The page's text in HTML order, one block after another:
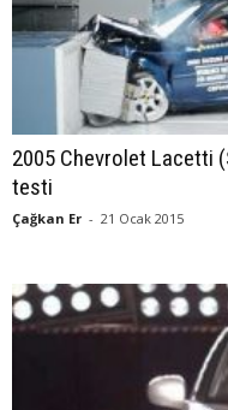
2005 Chevrolet Lacetti
testi
Çağkan Er - 21 Ocak 2015